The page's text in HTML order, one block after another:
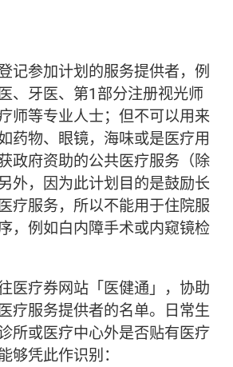
记参加计划的服务提供者，例
、牙医、第1部分注册视光师
师等专业人士；但不可以用来
药物、眼镜，海味或是医疗用
政府资助的公共医疗服务（除
外，因为此计划目的是鼓励长
疗服务，所以不能用于住院服
，例如白内障手术或内窥镜检
医疗券网站「医健通」，协助
疗服务提供者的名单。日常生
所或医疗中心外是否贴有医疗
够凭此作识别：